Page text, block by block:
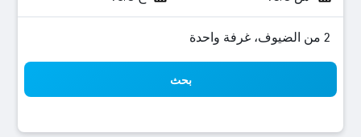
2 من الضيوف، غرفة واحدة
بحث